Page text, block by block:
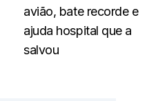
avião, bate recorde e
ajuda hospital que a
salvou